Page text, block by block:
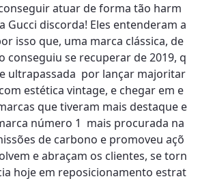
atuar de forma tão harm
Gucci discorda! Eles entenderam a
isso que, uma marca clássica, de
conseguiu se recuperar de 2019, q
ultrapassada por lançar majoritar
estética vintage, e chegar em e
que tiveram mais destaque e
número 1 mais procurada na
de carbono e promoveu açõ
e abraçam os clientes, se torn
hoje em reposicionamento estrat